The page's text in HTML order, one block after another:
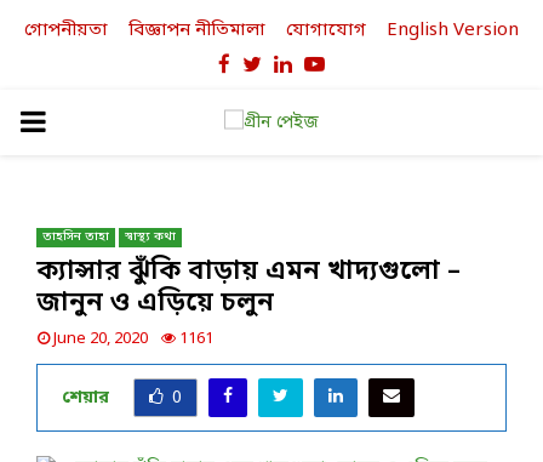
গোপনীয়তা বিজ্ঞাপন নীতিমালা যোগাযোগ English Version
Facebook
TwitterLinkedinYoutube
PRIMARY
তাহসিন তাহা স্বাস্থ্য কথা
ক্যান্সার ঝুঁকি বাড়ায় এমন খাদ্যগুলো –
জানুন ও এড়িয়ে চলুন
June 20, 2020 1161
শেয়ার 0